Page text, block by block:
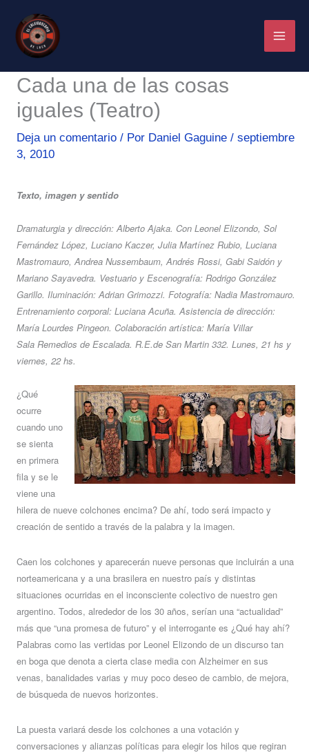
contenido
Cada una de las cosas
iguales (Teatro)
Deja un comentario / Por Daniel Gaguine / septiembre
3, 2010
Texto, imagen y sentido
Dramaturgia y dirección: Alberto Ajaka. Con Leonel Elizondo, Sol
Fernández López, Luciano Kaczer, Julia Martínez Rubio, Luciana
Mastromauro, Andrea Nussembaum, Andrés Rossi, Gabi Saidón y
Mariano Sayavedra. Vestuario y Escenografía: Rodrigo González
Garillo. Iluminación: Adrian Grimozzi. Fotografía: Nadia Mastromauro.
Entrenamiento corporal: Luciana Acuña. Asistencia de dirección:
María Lourdes Pingeon. Colaboración artística: María Villar
Sala Remedios de Escalada. R.E.de San Martin 332. Lunes, 21 hs y
viernes, 22 hs.
¿Qué
ocurre
cuando uno
se sienta
en primera
fila y se le
viene una
hilera de nueve colchones encima? De ahí, todo será impacto y
creación de sentido a través de la palabra y la imagen.
Caen los colchones y aparecerán nueve personas que incluirán a una
norteamericana y a una brasilera en nuestro país y distintas
situaciones ocurridas en el inconsciente colectivo de nuestro gen
argentino. Todos, alrededor de los 30 años, serían una “actualidad”
más que “una promesa de futuro” y el interrogante es ¿Qué hay ahí?
Palabras como las vertidas por Leonel Elizondo de un discurso tan
en boga que denota a cierta clase media con Alzheimer en sus
venas, banalidades varias y muy poco deseo de cambio, de mejora,
de búsqueda de nuevos horizontes.
La puesta variará desde los colchones a una votación y
conversaciones y alianzas políticas para elegir los hilos que regiran